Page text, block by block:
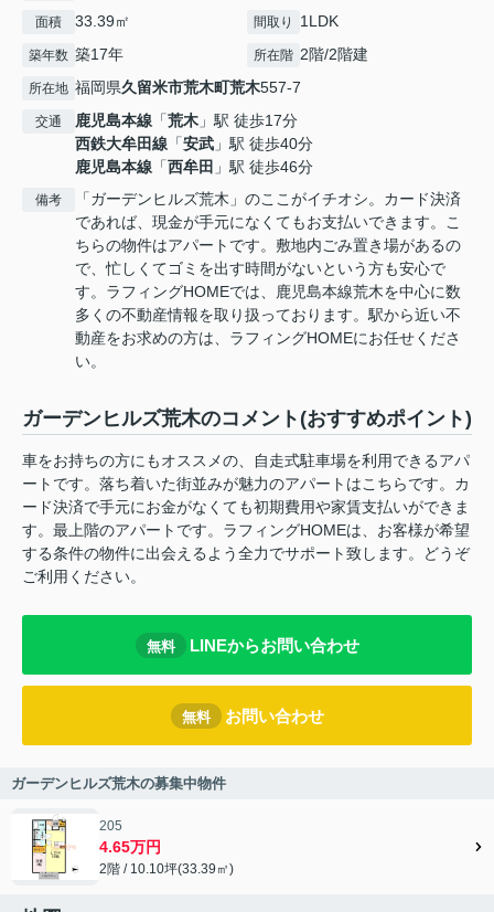
面積 33.39㎡ 間取り 1LDK
築年数 築17年 所在階 2階/2階建
所在地 福岡県久留米市荒木町荒木557-7
交通 鹿児島本線 「荒木 」駅 徒歩17分
西鉄大牟田線 「安武 」駅 徒歩40分
鹿児島本線 「西牟田 」駅 徒歩46分
備考
「ガーデンヒルズ荒木」のここがイチオシ。カード決済
であれば、現金が手元になくてもお支払いできます。こ
ちらの物件はアパートです。敷地内ごみ置き場があるの
で、忙しくてゴミを出す時間がないという方も安心で
す。ラフィングHOMEでは、鹿児島本線荒木を中心に数
多くの不動産情報を取り扱っております。駅から近い不
動産をお求めの方は、ラフィングHOMEにお任せくださ
い。
ガーデンヒルズ荒木のコメント(おすすめポイント)
車をお持ちの方にもオススメの、自走式駐車場を利用できるアパ
ートです。落ち着いた街並みが魅力のアパートはこちらです。カ
ード決済で手元にお金がなくても初期費用や家賃支払いができま
す。最上階のアパートです。ラフィングHOMEは、お客様が希望
する条件の物件に出会えるよう全力でサポート致します。どうぞ
ご利用ください。
無料 LINEからお問い合わせ
無料 お問い合わせ
ガーデンヒルズ荒木の募集中物件
205
4.65万円
2階 / 10.10坪(33.39㎡)